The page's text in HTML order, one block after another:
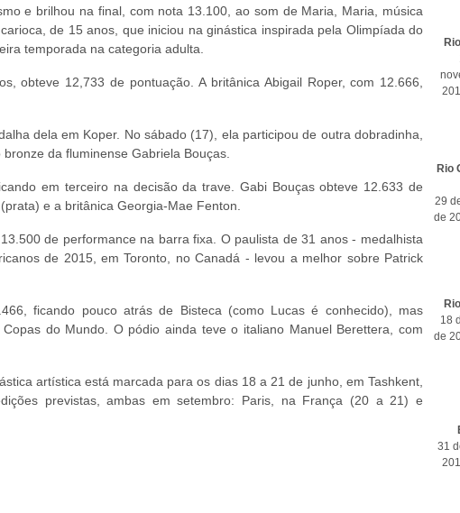
e brilhou na final, com nota 13.100, ao som de Maria, Maria, música
de 15 anos, que iniciou na ginástica inspirada pela Olimpíada do
temporada na categoria adulta.
obteve 12,733 de pontuação. A britânica Abigail Roper, com 12.666,
dela em Koper. No sábado (17), ela participou de outra dobradinha,
da fluminense Gabriela Bouças.
em terceiro na decisão da trave. Gabi Bouças obteve 12.633 de
e a britânica Georgia-Mae Fenton.
de performance na barra fixa. O paulista de 31 anos - medalhista
de 2015, em Toronto, no Canadá - levou a melhor sobre Patrick
ficando pouco atrás de Bisteca (como Lucas é conhecido), mas
do Mundo. O pódio ainda teve o italiano Manuel Berettera, com
artística está marcada para os dias 18 a 21 de junho, em Tashkent,
previstas, ambas em setembro: Paris, na França (20 a 21) e
Rio
29
de
18
de
31